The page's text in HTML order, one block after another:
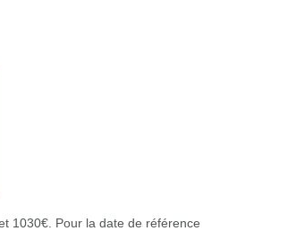
1030€. Pour la date de référence